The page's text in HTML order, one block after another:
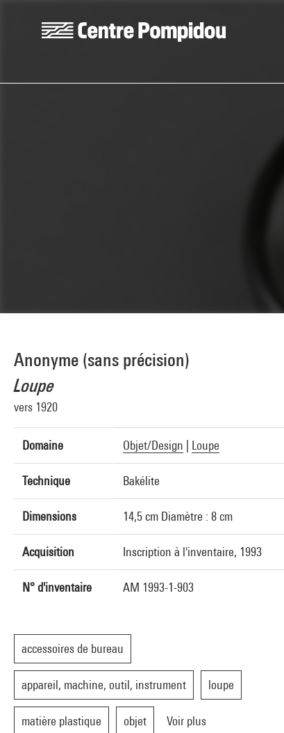
Anonyme (sans précision)
Loupe
vers 1920
Domaine Objet/Design Loupe
Technique Bakélite
Dimensions 14,5 cm Diamètre : 8 cm
Acquisition Inscription à l'inventaire, 1993
N° d'inventaire AM 1993-1-903
accessoires de bureau
appareil, machine, outil, instrument loupe
matière plastique objet Voir plus